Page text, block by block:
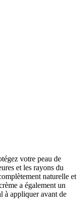
votre peau de
et les rayons du
naturelle et
a également un
à appliquer avant de